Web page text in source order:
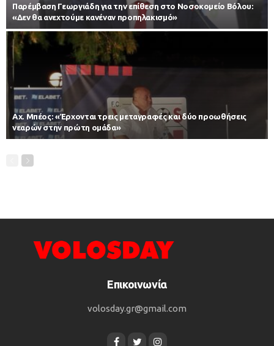
Παρέμβαση Γεωργιάδη για την επίθεση στο Νοσοκομείο Βόλου:
«Δεν θα ανεχτούμε κανέναν προπηλακισμό»
Αχ. Μπέος: «Έρχονται τρεις μεταγραφές και δύο προωθήσεις
νεαρών στην πρώτη ομάδα»
Επικοινωνία
volosday.gr@gmail.com